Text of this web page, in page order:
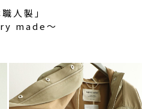
職人製」
made〜